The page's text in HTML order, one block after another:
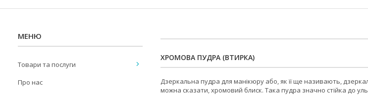
ХРОМОВА ПУДРА (ВТИРКА)
Дзеркальна пудра для манікюру або, як її ще називають,
можна сказати, хромовий блиск. Така пудра значно стійка до
Товари та послуги
Про нас